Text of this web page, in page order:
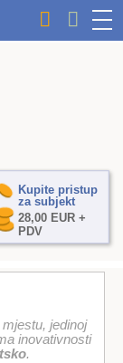
Kupite pristup
za subjekt
28,00 EUR +
PDV
jedinoj
inovativnosti
.